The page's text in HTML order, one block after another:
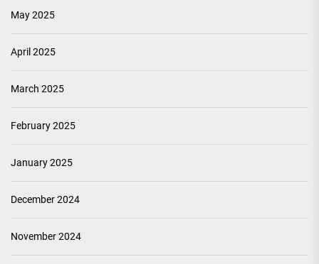
May 2025
April 2025
March 2025
February 2025
January 2025
December 2024
November 2024